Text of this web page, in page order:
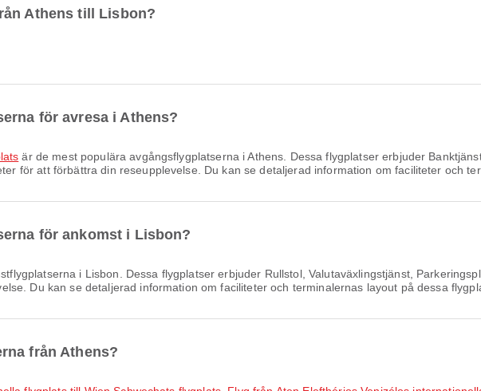
Athens till Lisbon?
för avresa i Athens?
är de mest populära avgångsflygplatserna i Athens. Dessa flygplatser erbjuder
för att förbättra din reseupplevelse. Du kan se detaljerad information om faciliteter och
för ankomst i Lisbon?
i Lisbon. Dessa flygplatser erbjuder Rullstol, Valutaväxlingstjänst,
Du kan se detaljerad information om faciliteter och terminalernas layout på dessa
från Athens?